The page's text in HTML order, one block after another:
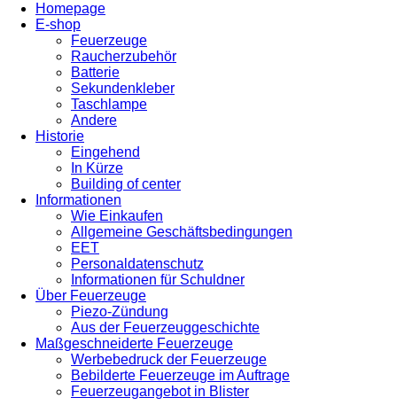
Homepage
E-shop
Feuerzeuge
Raucherzubehör
Batterie
Sekundenkleber
Taschlampe
Andere
Historie
Eingehend
In Kürze
Building of center
Informationen
Wie Einkaufen
Allgemeine Geschäftsbedingungen
EET
Personaldatenschutz
Informationen für Schuldner
Über Feuerzeuge
Piezo-Zündung
Aus der Feuerzeuggeschichte
Maßgeschneiderte Feuerzeuge
Werbebedruck der Feuerzeuge
Bebilderte Feuerzeuge im Auftrage
Feuerzeugangebot in Blister